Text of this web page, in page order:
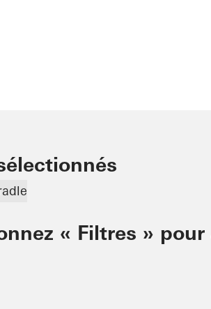
« Filtres »